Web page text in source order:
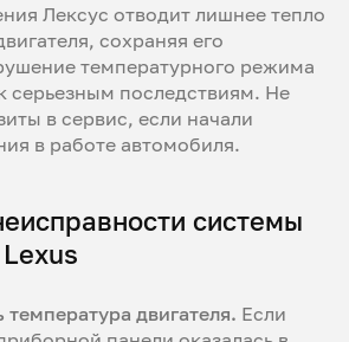
Лексус отводит лишнее тепло
сохраняя его
температурного режима
серьезным последствиям. Не
в сервис, если начали
в работе автомобиля.
системы
двигателя. Если